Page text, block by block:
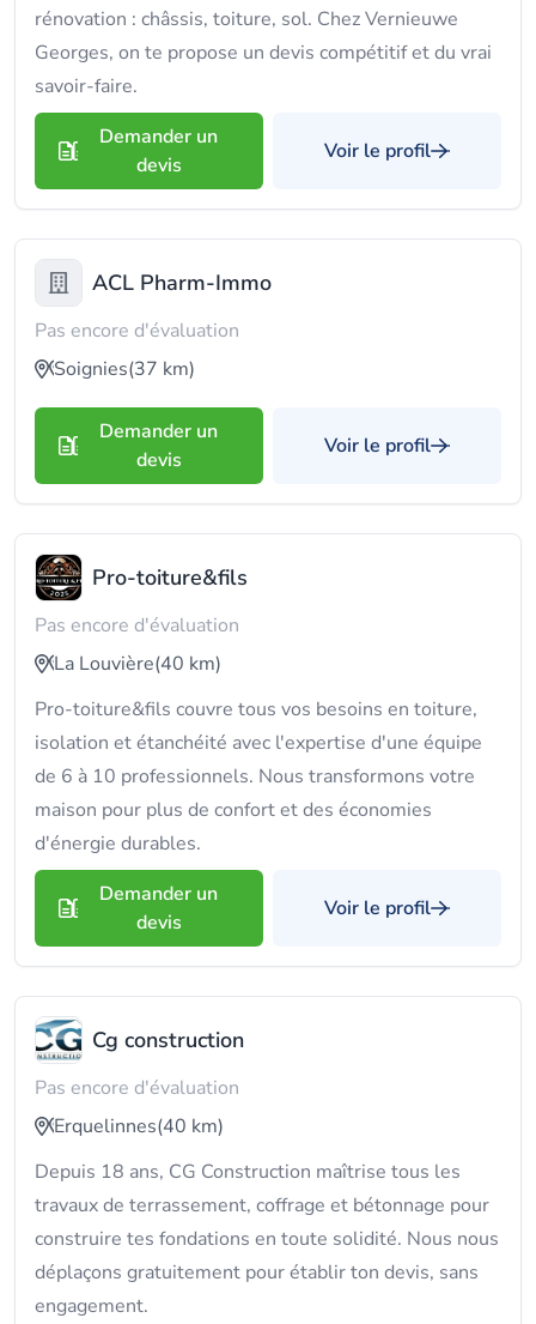
rénovation : châssis, toiture, sol. Chez Vernieuwe
Georges, on te propose un devis compétitif et du vrai
savoir-faire.
Demander un
devis
Voir le profil
ACL Pharm-Immo
Pas encore d'évaluation
Soignies(37 km)
Demander un
devis
Voir le profil
Pro-toiture&fils
Pas encore d'évaluation
La Louvière(40 km)
Pro-toiture&fils couvre tous vos besoins en toiture,
isolation et étanchéité avec l'expertise d'une équipe
de 6 à 10 professionnels. Nous transformons votre
maison pour plus de confort et des économies
d'énergie durables.
Demander un
devis
Voir le profil
Cg construction
Pas encore d'évaluation
Erquelinnes(40 km)
Depuis 18 ans, CG Construction maîtrise tous les
travaux de terrassement, coffrage et bétonnage pour
construire tes fondations en toute solidité. Nous nous
déplaçons gratuitement pour établir ton devis, sans
engagement.